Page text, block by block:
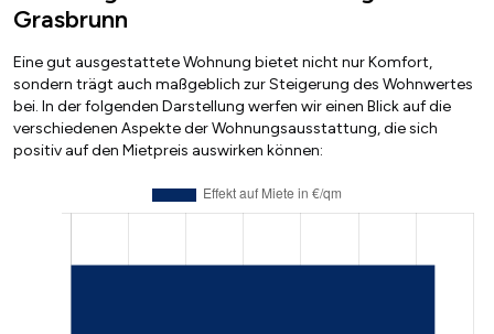
Grasbrunn
Eine gut ausgestattete Wohnung bietet nicht nur Komfort,
sondern trägt auch maßgeblich zur Steigerung des Wohnwertes
bei. In der folgenden Darstellung werfen wir einen Blick auf die
verschiedenen Aspekte der Wohnungsausstattung, die sich
positiv auf den Mietpreis auswirken können: